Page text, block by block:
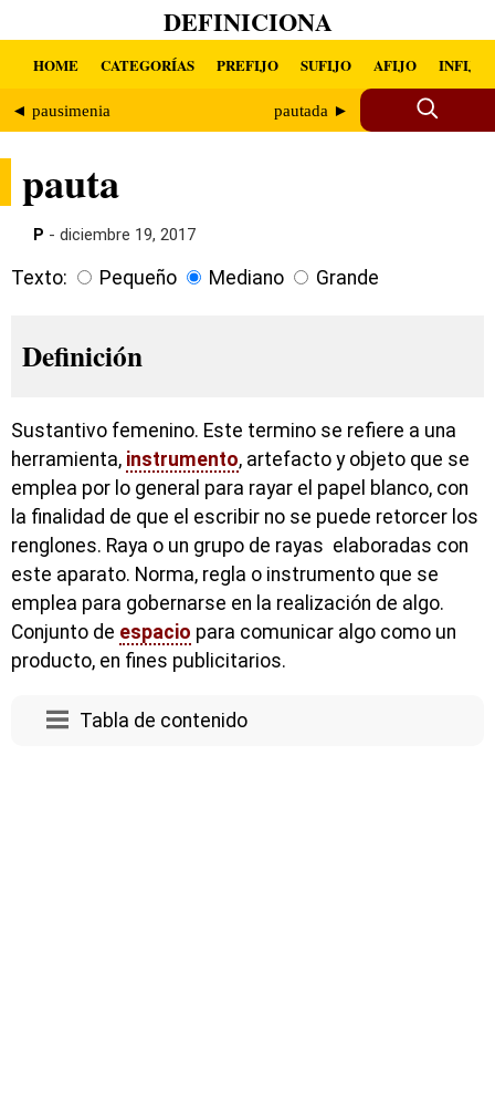
DEFINICIONA
HOME CATEGORÍAS PREFIJO SUFIJO AFIJO INFIJO
◄ pausimenia pautada ►
pauta
P - diciembre 19, 2017
Texto: Pequeño Mediano Grande
Definición
Sustantivo femenino. Este termino se refiere a una
herramienta, instrumento, artefacto y objeto que se
emplea por lo general para rayar el papel blanco, con
la finalidad de que el escribir no se puede retorcer los
renglones. Raya o un grupo de rayas elaboradas con
este aparato. Norma, regla o instrumento que se
emplea para gobernarse en la realización de algo.
Conjunto de espacio para comunicar algo como un
producto, en fines publicitarios.
Tabla de contenido